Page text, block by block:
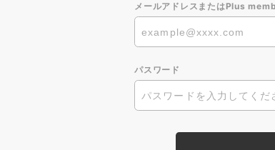
メールアドレスまたはPlus
パスワード